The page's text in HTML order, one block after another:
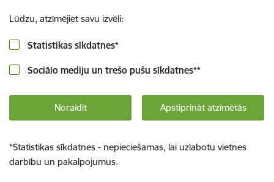
Lūdzu, atzīmējiet savu izvēli:
Statistikas sīkdatnes*
Sociālo mediju un trešo pušu sīkdatnes**
Noraidīt Apstiprināt atzīmētās
*Statistikas sīkdatnes - nepieciešamas, lai uzlabotu vietnes
darbību un pakalpojumus.